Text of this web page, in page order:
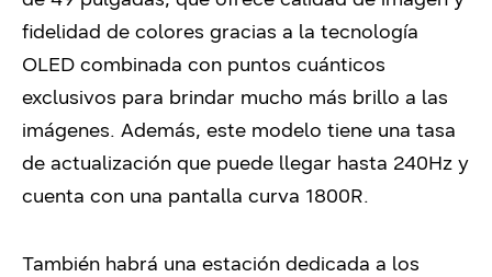
fidelidad de colores gracias a la tecnología
OLED combinada con puntos cuánticos
exclusivos para brindar mucho más brillo a las
imágenes. Además, este modelo tiene una tasa
de actualización que puede llegar hasta 240Hz y
cuenta con una pantalla curva 1800R.
También habrá una estación dedicada a los